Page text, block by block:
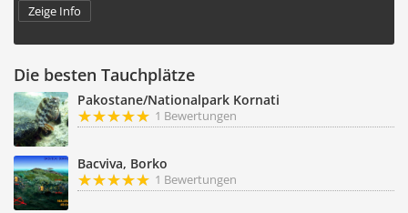
Zeige Info
Die besten Tauchplätze
Pakostane/Nationalpark Kornati
1 Bewertungen
Bacviva, Borko
1 Bewertungen